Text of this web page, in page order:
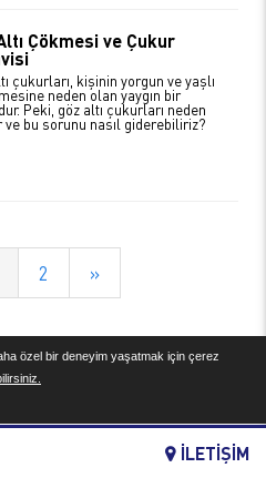
Çökmesi ve Çukur
çukurları, kişinin yorgun ve yaşlı
neden olan yaygın bir
Peki, göz altı çukurları neden
ve bu sorunu nasıl giderebiliriz?
2 »
Uyarı
İLETİŞİM
özel bir deneyim yaşatmak için çerez